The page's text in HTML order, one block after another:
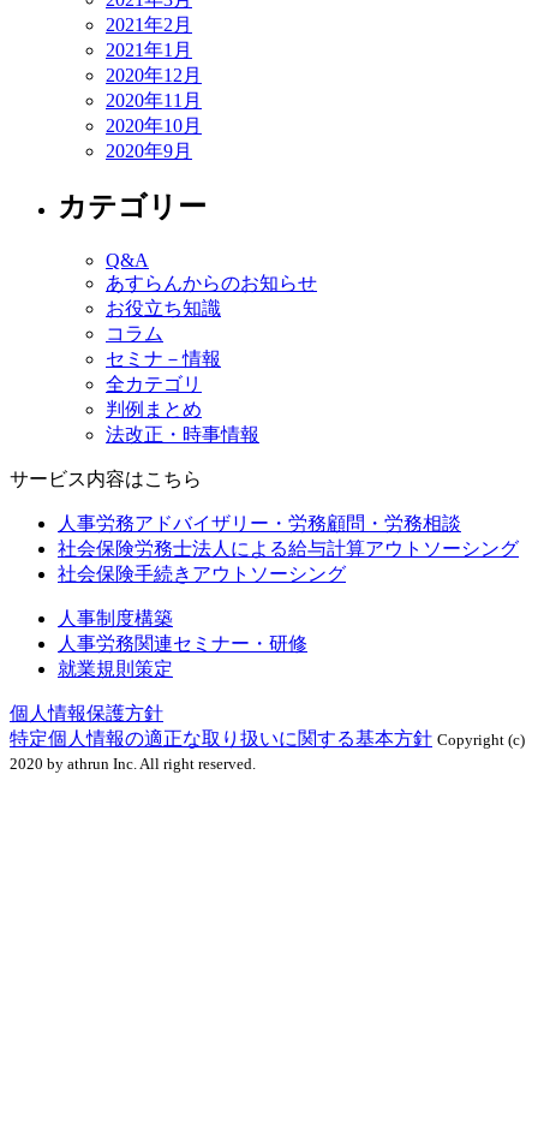
2021年2月
2021年1月
2020年12月
2020年11月
2020年10月
2020年9月
カテゴリー
Q&A
あすらんからのお知らせ
お役立ち知識
コラム
セミナ－情報
全カテゴリ
判例まとめ
法改正・時事情報
サービス内容はこちら
人事労務アドバイザリー・労務顧問・労務相談
社会保険労務士法人による給与計算アウトソーシング
社会保険手続きアウトソーシング
人事制度構築
人事労務関連セミナー・研修
就業規則策定
個人情報保護方針
特定個人情報の適正な取り扱いに関する基本方針 Copyright (c)
2020 by athrun Inc. All right reserved.